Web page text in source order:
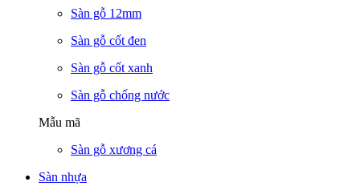
Sàn gỗ 12mm
Sàn gỗ cốt đen
Sàn gỗ cốt xanh
Sàn gỗ chống nước
Mẫu mã
Sàn gỗ xương cá
Sàn nhựa